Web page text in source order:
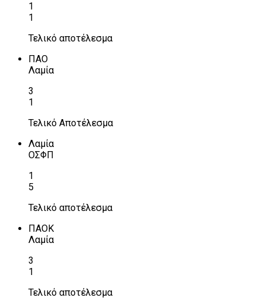
1
1
Τελικό αποτέλεσμα
ΠΑΟ
Λαμία
3
1
Τελικό Αποτέλεσμα
Λαμία
ΟΣΦΠ
1
5
Τελικό αποτέλεσμα
ΠΑΟΚ
Λαμία
3
1
Τελικό αποτέλεσμα